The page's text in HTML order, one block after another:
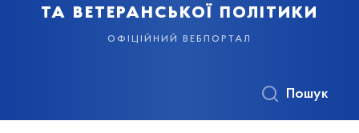
та ветеранської політики
офіційний вебпортал
Пошук